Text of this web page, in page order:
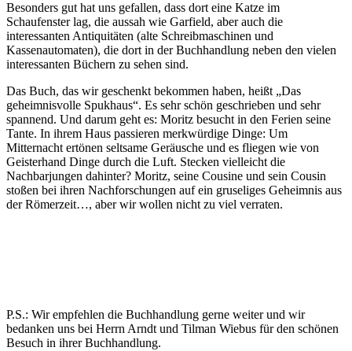
Besonders gut hat uns gefallen, dass dort eine Katze im
Schaufenster lag, die aussah wie Garfield, aber auch die
interessanten Antiquitäten (alte Schreibmaschinen und
Kassenautomaten), die dort in der Buchhandlung neben den vielen
interessanten Büchern zu sehen sind.
Das Buch, das wir geschenkt bekommen haben, heißt „Das
geheimnisvolle Spukhaus“. Es sehr schön geschrieben und sehr
spannend. Und darum geht es: Moritz besucht in den Ferien seine
Tante. In ihrem Haus passieren merkwürdige Dinge: Um
Mitternacht ertönen seltsame Geräusche und es fliegen wie von
Geisterhand Dinge durch die Luft. Stecken vielleicht die
Nachbarjungen dahinter? Moritz, seine Cousine und sein Cousin
stoßen bei ihren Nachforschungen auf ein gruseliges Geheimnis aus
der Römerzeit…, aber wir wollen nicht zu viel verraten.
P.S.: Wir empfehlen die Buchhandlung gerne weiter und wir
bedanken uns bei Herrn Arndt und Tilman Wiebus für den schönen
Besuch in ihrer Buchhandlung.